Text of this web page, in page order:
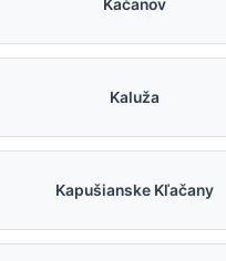
Kačanov
Kaluža
Kapušianske Kľačany